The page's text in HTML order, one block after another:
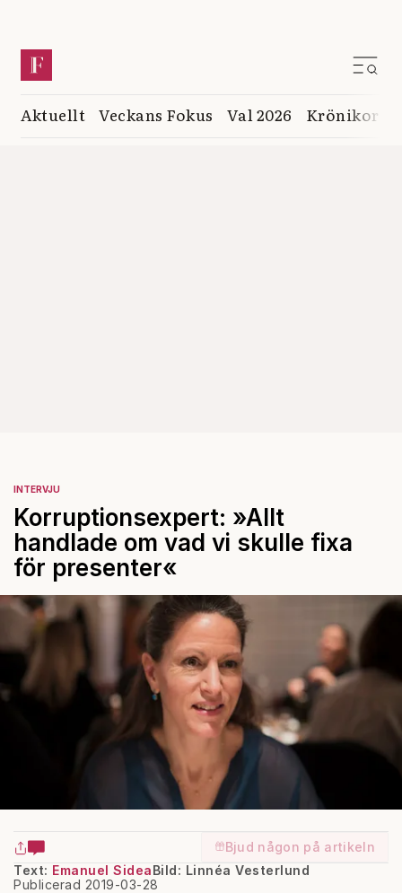
Aktuellt Veckans Fokus Val 2026 Krönikor
INTERVJU
Korruptionsexpert: »Allt
handlade om vad vi skulle fixa
för presenter«
Bjud någon på artikeln
Text: Emanuel Sidea
Publicerad 2019-03-28
Bild: Linnéa Vesterlund